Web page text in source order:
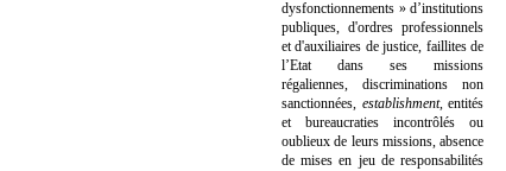
dysfonctionnements » d’institutions
publiques, d'ordres professionnels
et d'auxiliaires de justice, faillites de
l’Etat dans ses missions
régaliennes, discriminations non
sanctionnées, establishment, entités
et bureaucraties incontrôlés ou
oublieux de leurs missions, absence
de mises en jeu de responsabilités